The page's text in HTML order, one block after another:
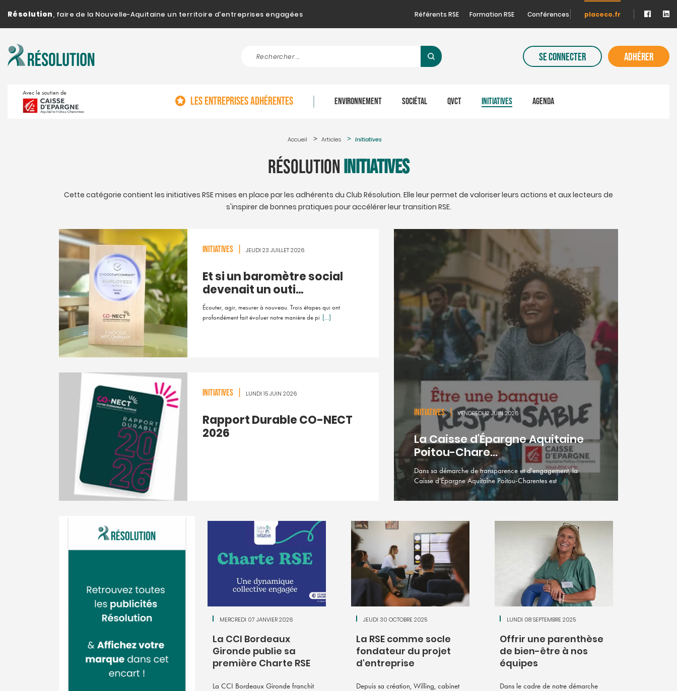
Résolution, faire de la Nouvelle-Aquitaine un territoire d'entreprises engagées Référents RSE Formation RSE Conférences placeco.fr
SE CONNECTER ADHÉRER
Avec le soutien de
LES ENTREPRISES ADHÉRENTES ENVIRONNEMENT SOCIÉTAL QVCT INITIATIVES AGENDA
Accueil Articles Initiatives
RésolutionInitiatives
Cette catégorie contient les initiatives RSE mises en place par les adhérents du Club Résolution. Elle leur permet de valoriser leurs actions et aux lecteurs de
s'inspirer de bonnes pratiques pour accélérer leur transition RSE.
INITIATIVES JEUDI 23 JUILLET 2026
Et si un baromètre social
devenait un outi...
Écouter, agir, mesurer à nouveau. Trois étapes qui ont
profondément fait évoluer notre manière de pi [...]
INITIATIVES LUNDI 15 JUIN 2026
Rapport Durable CO-NECT
2026
INITIATIVES | VENDREDI 12 JUIN 2026
La Caisse d'Épargne Aquitaine
Poitou-Chare...
Dans sa démarche de transparence et d'engagement, la
Caisse d'Épargne Aquitaine Poitou-Charentes est [...]
MERCREDI 07 JANVIER 2026
La CCI Bordeaux
Gironde publie sa
première Charte RSE
La CCI Bordeaux Gironde franchit
JEUDI 30 OCTOBRE 2025
La RSE comme socle
fondateur du projet
d'entreprise
Depuis sa création, Willing, cabinet
LUNDI 08 SEPTEMBRE 2025
Offrir une parenthèse
de bien-être à nos
équipes
Dans le cadre de notre démarche